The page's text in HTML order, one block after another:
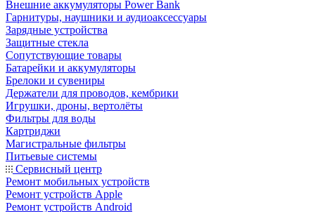
Внешние аккумуляторы Power Bank
Гарнитуры, наушники и аудиоаксессуары
Зарядные устройства
Защитные стекла
Сопутствующие товары
Батарейки и аккумуляторы
Брелоки и сувениры
Держатели для проводов, кембрики
Игрушки, дроны, вертолёты
Фильтры для воды
Картриджи
Магистральные фильтры
Питьевые системы
Сервисный центр
Ремонт мобильных устройств
Ремонт устройств Apple
Ремонт устройств Android